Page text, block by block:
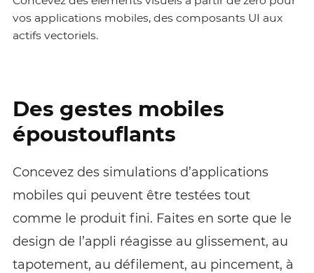
vos applications mobiles, des composants UI aux
actifs vectoriels.
Des gestes mobiles
époustouflants
Concevez des simulations d’applications
mobiles qui peuvent être testées tout
comme le produit fini. Faites en sorte que le
design de l’appli réagisse au glissement, au
tapotement, au défilement, au pincement, à